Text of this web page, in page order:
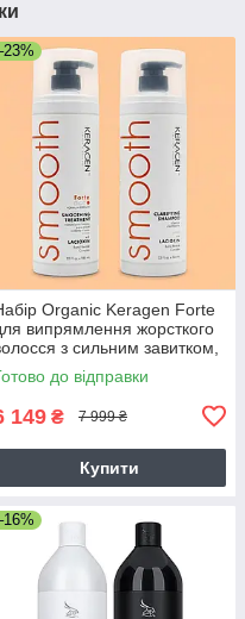
Organic Keragen Forte
випрямлення жорсткого
з сильним завитком,
млдо відправки
149 ₴ 7 999 ₴
Купити